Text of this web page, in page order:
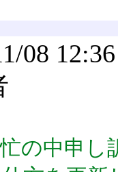
08 12:36
の中申し